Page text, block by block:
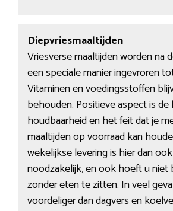
Diepvriesmaaltijden
Vriesverse maaltijden worden na
een speciale manier ingevroren
Vitaminen en voedingsstoffen
behouden. Positieve aspect is de
houdbaarheid en het feit dat je
maaltijden op voorraad kan
wekelijkse levering is hier dan
noodzakelijk, en ook hoeft u niet
zonder eten te zitten. In veel
voordeliger dan dagvers en